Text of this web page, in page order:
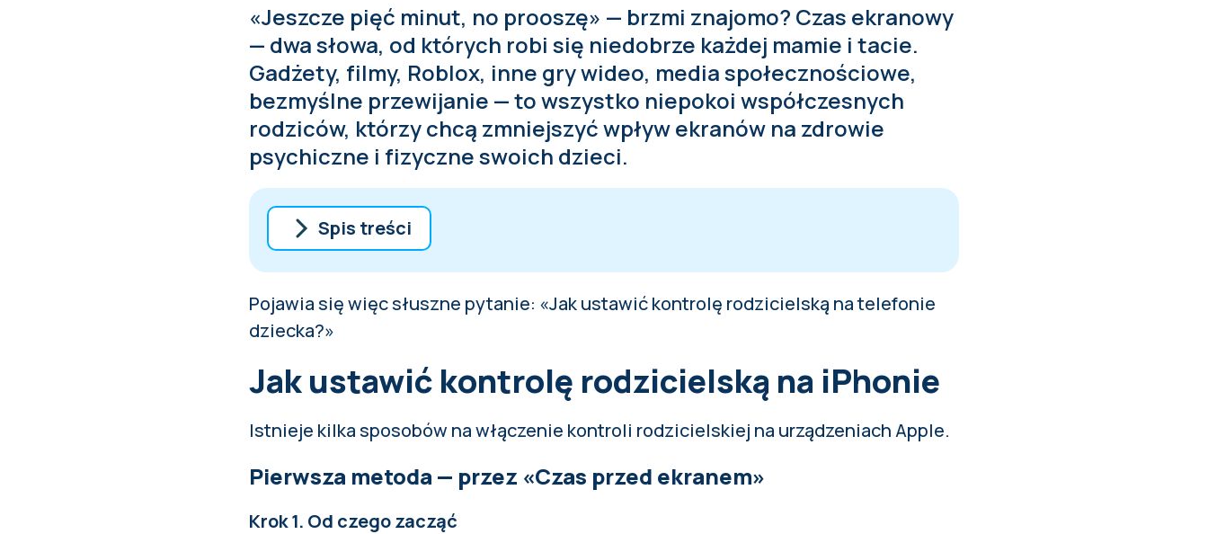
«Jeszcze pięć minut, no prooszę» — brzmi znajomo? Czas ekranowy
— dwa słowa, od których robi się niedobrze każdej mamie i tacie.
Gadżety, filmy, Roblox, inne gry wideo, media społecznościowe,
bezmyślne przewijanie — to wszystko niepokoi współczesnych
rodziców, którzy chcą zmniejszyć wpływ ekranów na zdrowie
psychiczne i fizyczne swoich dzieci.
Spis treści
Jak ustawić kontrolę rodzicielską na iPhonie
Jak ustawić kontrolę rodzicielską na Androidzie
Szacunek dla dziecka powinien być na pierwszym miejscu
Pojawia się więc słuszne pytanie: «Jak ustawić kontrolę rodzicielską na telefonie
dziecka?»
Jak ustawić kontrolę rodzicielską na iPhonie
Istnieje kilka sposobów na włączenie kontroli rodzicielskiej na urządzeniach Apple.
Pierwsza metoda — przez «Czas przed ekranem»
Krok 1. Od czego zacząć